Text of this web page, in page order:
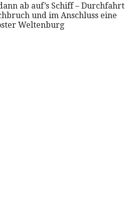
ab auf’s Schiff – Durchfahrt
und im Anschluss eine
Weltenburg